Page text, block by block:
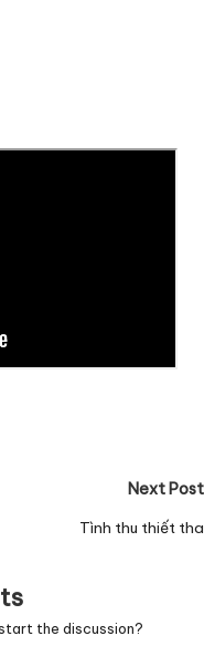
Next Post
Tình thu thiết tha
the discussion?